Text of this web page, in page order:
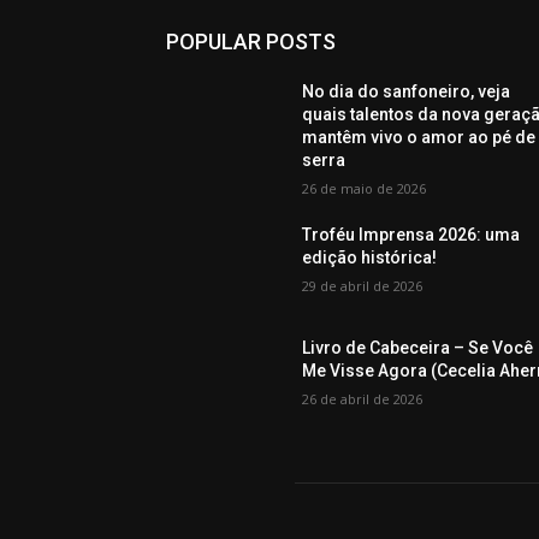
POPULAR POSTS
No dia do sanfoneiro, veja
quais talentos da nova
mantêm vivo o amor ao pé de
serra
26 de maio de 2026
Troféu Imprensa 2026: uma
edição histórica!
29 de abril de 2026
Livro de Cabeceira – Se Você
Me Visse Agora (Cecelia
26 de abril de 2026